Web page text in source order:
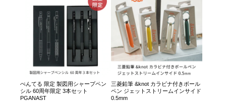
ぺんてる 限定 製図用シャープペン
シル 60周年限定 3本セット
PGANAST
三菱鉛筆 &knot カラビナ付きボール
ペン ジェットストリームインサイド
0.5mm